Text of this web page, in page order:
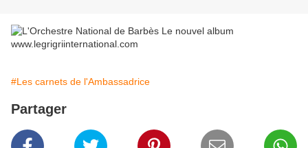
#Les carnets de l'Ambassadrice
Partager